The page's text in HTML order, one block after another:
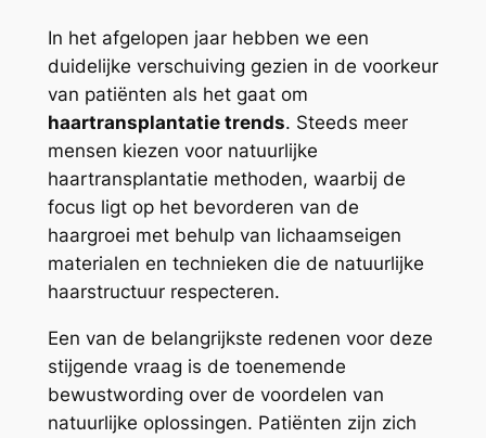
In het afgelopen jaar hebben we een
duidelijke verschuiving gezien in de voorkeur
van patiënten als het gaat om
haartransplantatie trends. Steeds meer
mensen kiezen voor natuurlijke
haartransplantatie methoden, waarbij de
focus ligt op het bevorderen van de
haargroei met behulp van lichaamseigen
materialen en technieken die de natuurlijke
haarstructuur respecteren.
Een van de belangrijkste redenen voor deze
stijgende vraag is de toenemende
bewustwording over de voordelen van
natuurlijke oplossingen. Patiënten zijn zich